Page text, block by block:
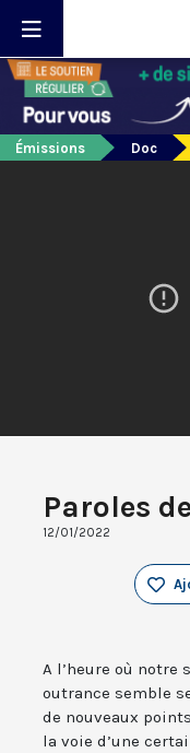
Émissions Doc
Paroles
12/01/2022
A l’heure où notre
outrance semble
de nouveaux
la voie d’une